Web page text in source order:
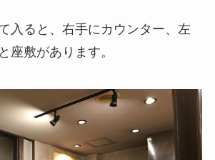
入ると、右手にカウンター、左
座敷があります。